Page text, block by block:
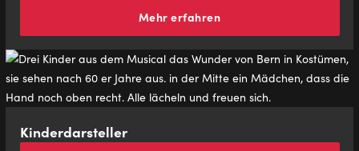
Mehr erfahren
Kin­der­dar­stel­ler